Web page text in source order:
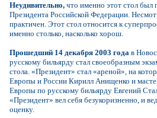
Неудивительно, что именно этот стол был
Президента Российской Федерации.
практичен. Этот стол относится к
именно столько, насколько хорош.
Прошедший 14 декабря 2003 года в
русскому бильярду стал своеобразным
стола. «Президент» стал «ареной», на
Европы и России Кирилл Анищенко и
Европы по русскому бильярду Евгений
«Президент» вел себя безукоризненно, и
оценку.